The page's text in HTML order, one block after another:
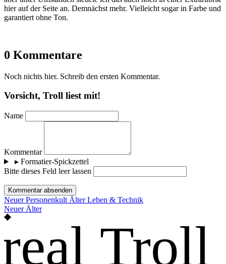
hier auf der Seite an. Demnächst mehr. Vielleicht sogar in Farbe und
garantiert ohne Ton.
0 Kommentare
Noch nichts hier. Schreib den ersten Kommentar.
Vorsicht, Troll liest mit!
Name
Kommentar
▸Formatier-Spickzettel
Bitte dieses Feld leer lassen
Kommentar absenden
Neuer Personenkult Älter Leben & Technik
Neuer Älter
real Troll